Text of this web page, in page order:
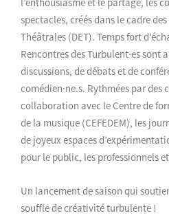
spectacles, créés dans le cadre
Théâtrales (DET). Temps fort
Rencontres desTurbulent·essont
discussions, de débats et de
comédien·ne.s. Rythmées par des
collaboration avec le Centre de
de la musique (CEFEDEM), les
de joyeux espaces
pour le public, les professionnels
Un lancement de saison qui
souffle de créativité turbulente !